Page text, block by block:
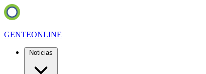
GENTEONLINE
Noticias